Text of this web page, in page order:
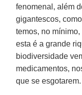
fenomenal, além
gigantescos,
temos, no
esta é a grande
biodiversidade
medicamentos,
que se esgotarem.